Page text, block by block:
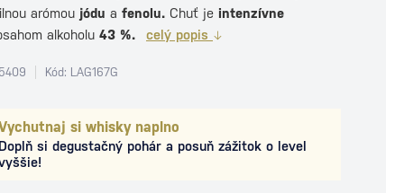
si whisky naplno
Doplň si degustačný pohár a posuň zážitok o level
arómou jódu a fenolu. Chuť je intenzívne
alkoholu 43 %. celý popis
Kód: LAG167G